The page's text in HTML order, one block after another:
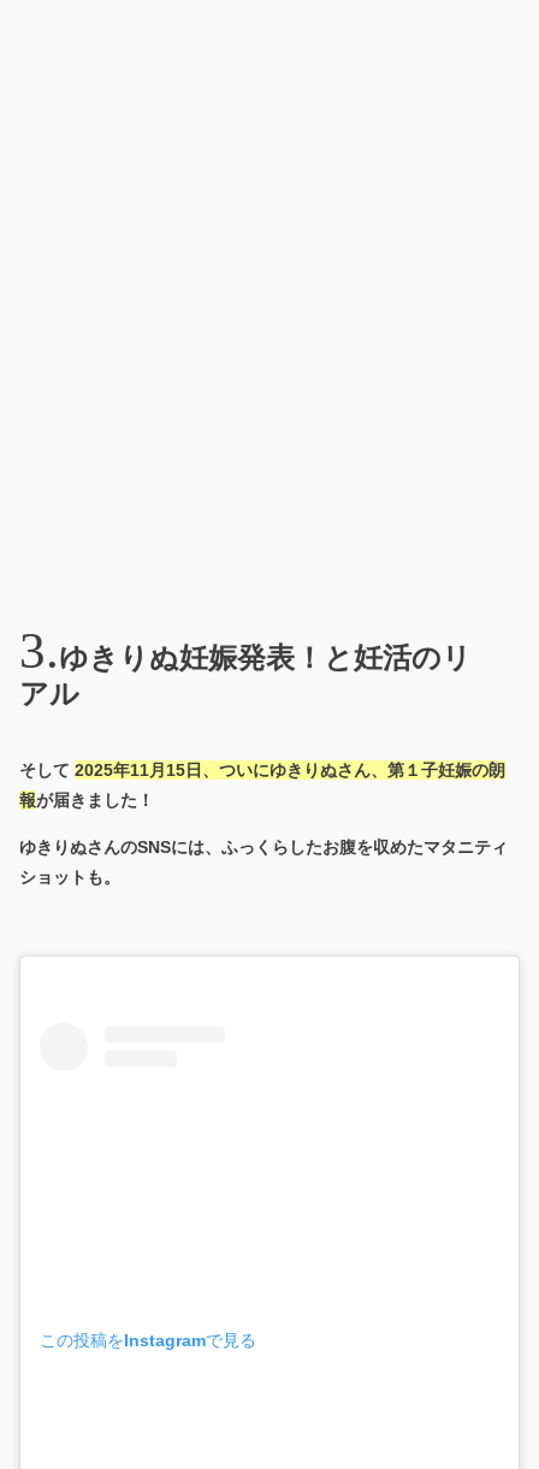
ゆきりぬ妊娠発表！と妊活のリ
アル
そして 2025年11月15日、ついにゆきりぬさん、第１子妊娠の朗
報が届きました！
ゆきりぬさんのSNSには、ふっくらしたお腹を収めたマタニティ
ショットも。
この投稿をInstagramで見る